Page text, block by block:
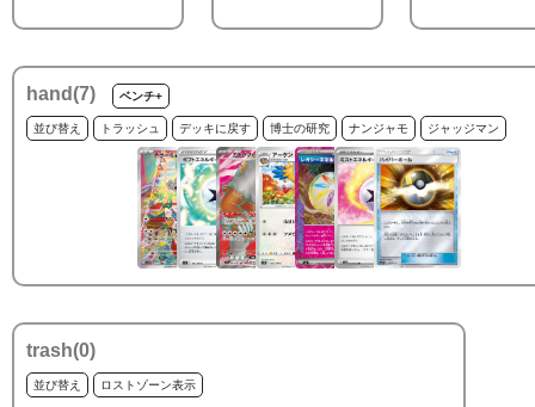
hand(7) ベンチ+
並び替え トラッシュ デッキに戻す 博士の研究 ナンジャモ ジャッジマン
trash(0)
並び替え ロストゾーン表示